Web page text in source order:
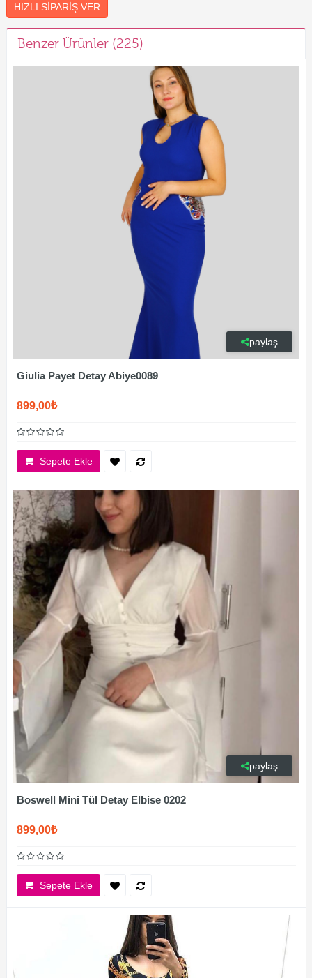
HIZLI SIPARIŞ VER
Benzer Ürünler (225)
paylaş
Giulia Payet Detay Abiye0089
899,00₺
Sepete Ekle
paylaş
Boswell Mini Tül Detay Elbise 0202
899,00₺
Sepete Ekle